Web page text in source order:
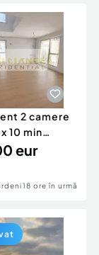
2 camere
10 min
eur
18 ore în urmă